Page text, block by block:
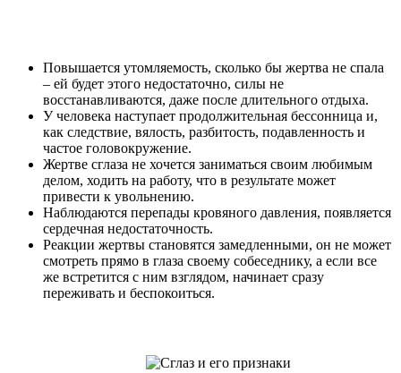
Повышается утомляемость, сколько бы жертва не спала
– ей будет этого недостаточно, силы не
восстанавливаются, даже после длительного отдыха.
У человека наступает продолжительная бессонница и,
как следствие, вялость, разбитость, подавленность и
частое головокружение.
Жертве сглаза не хочется заниматься своим любимым
делом, ходить на работу, что в результате может
привести к увольнению.
Наблюдаются перепады кровяного давления, появляется
сердечная недостаточность.
Реакции жертвы становятся замедленными, он не может
смотреть прямо в глаза своему собеседнику, а если все
же встретится с ним взглядом, начинает сразу
переживать и беспокоиться.